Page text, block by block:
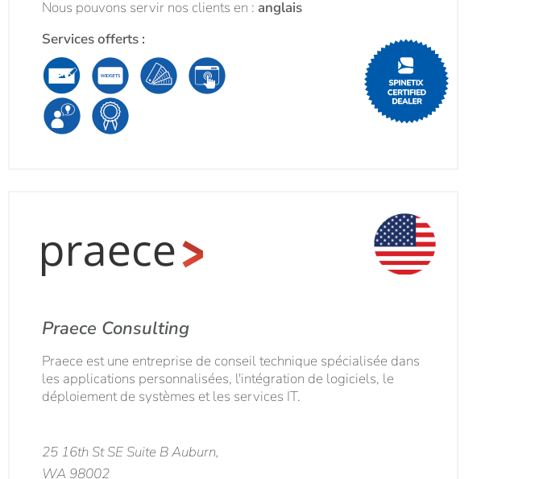
Nous pouvons servir nos clients en : anglais
Services offerts :
Praece Consulting
Praece est une entreprise de conseil technique spécialisée dans
les applications personnalisées, l'intégration de logiciels, le
déploiement de systèmes et les services IT.
25 16th St SE Suite B Auburn,
WA 98002